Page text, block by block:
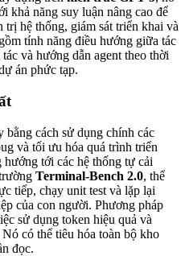
khả năng suy luận nâng cao để
hệ thống, giám sát triển khai và
tính năng điều hướng giữa tác
và hướng dẫn agent theo thời
án phức tạp.
cách sử dụng chính các
và tối ưu hóa quá trình triển
tới các hệ thống tự cải
Terminal-Bench 2.0, thể
tiếp, chạy unit test và lặp lại
của con người. Phương pháp
sử dụng token hiệu quả và
Nó có thể tiêu hóa toàn bộ kho
đọc.